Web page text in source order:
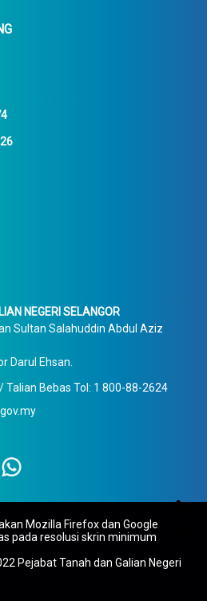
NEGERI SELANGOR
Sultan Salahuddin Abdul Aziz
Darul Ehsan.
Talian Bebas Tol: 1 800-88-2624

To Top
Mozilla Firefox dan Google
pada resolusi skrin minimum
Pejabat Tanah dan Galian Negeri